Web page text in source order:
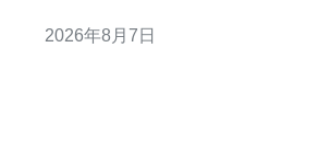
稳定运行。 为何选择香港原生IP 优势概述 香港原生IP
2026年8月7日